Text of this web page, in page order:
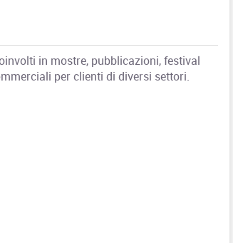
in mostre, pubblicazioni, festival
per clienti di diversi settori.